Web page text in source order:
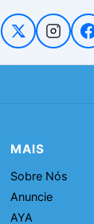
MAIS
Sobre Nós
Anuncie
AYA